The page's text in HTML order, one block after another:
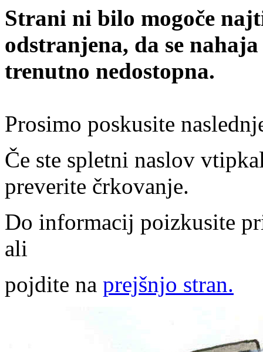
Strani ni bilo mogoče
odstranjena, da se
trenutno nedostopna.
Prosimo poskusite
Če ste spletni naslov
preverite črkovanje.
Do informacij poizkusite
ali
pojdite na prejšnjo stran.